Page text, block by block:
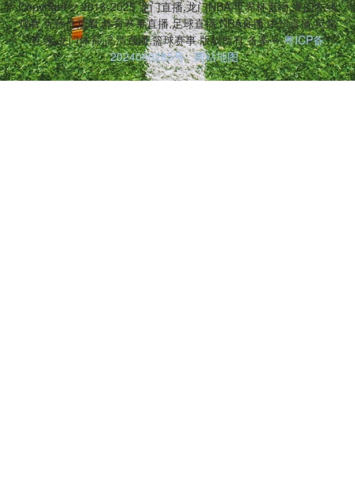
Copyright © 2016-2025 龙门直播,龙门NBA,世界杯直播,龙门在线
观看,无插件观看,体育赛事直播,足球直播,NBA直播,中超直播,英超
在线,龙门体育,高清直播,篮球赛事 版权所有 备案号:粤ICP备
2024060285号 网站地图